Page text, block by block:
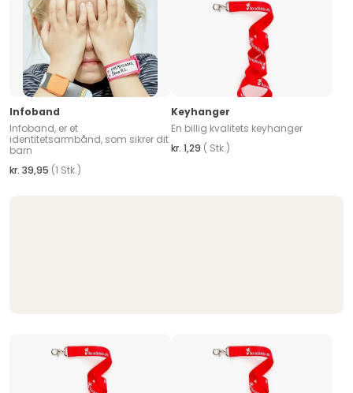
Infoband
Infoband, er et
identitetsarmbånd, som sikrer dit
barn
kr. 39,95 (1 Stk.)
Keyhanger
En billig kvalitets keyhanger
kr. 1,29 ( Stk.)